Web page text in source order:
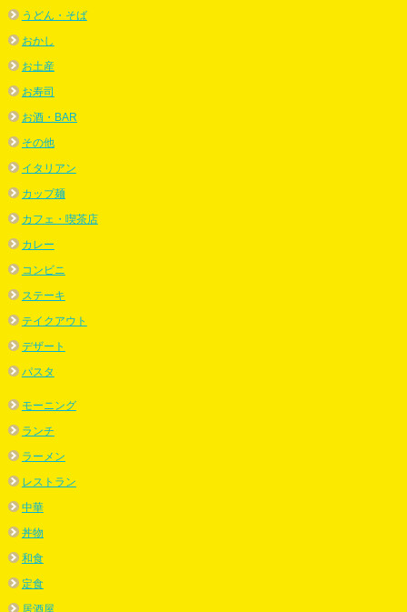
うどん・そば
おかし
お土産
お寿司
お酒・BAR
その他
イタリアン
カップ麺
カフェ・喫茶店
カレー
コンビニ
ステーキ
テイクアウト
デザート
パスタ
モーニング
ランチ
ラーメン
レストラン
中華
丼物
和食
定食
居酒屋